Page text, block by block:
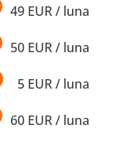
49 EUR / luna
50 EUR / luna
5 EUR / luna
60 EUR / luna